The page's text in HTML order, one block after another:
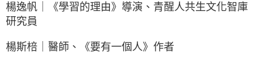
楊逸帆｜《學習的理由》導演、青醒人共生文化智庫
研究員
楊斯棓｜醫師、《要有一個人》作者